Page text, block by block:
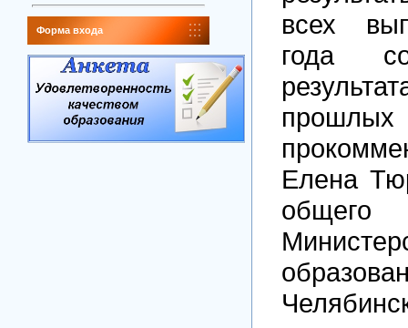
Форма входа
всех
года
Елена
общего